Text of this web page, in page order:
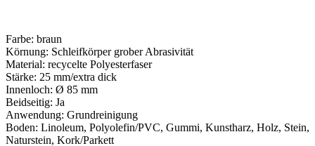
Farbe: braun
Körnung: Schleifkörper grober Abrasivität
Material: recycelte Polyesterfaser
Stärke: 25 mm/extra dick
Innenloch: Ø 85 mm
Beidseitig: Ja
Anwendung: Grundreinigung
Boden: Linoleum, Polyolefin/PVC, Gummi, Kunstharz, Holz, Stein,
Naturstein, Kork/Parkett